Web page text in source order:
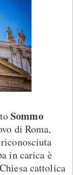
Sommo
di Roma,
in carica è
cattolica